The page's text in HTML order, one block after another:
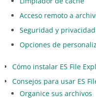
Acceso remoto a
Seguridad y privacidad
Opciones de
Cómo instalar ES File
Consejos para usar ES
Organice sus archivos